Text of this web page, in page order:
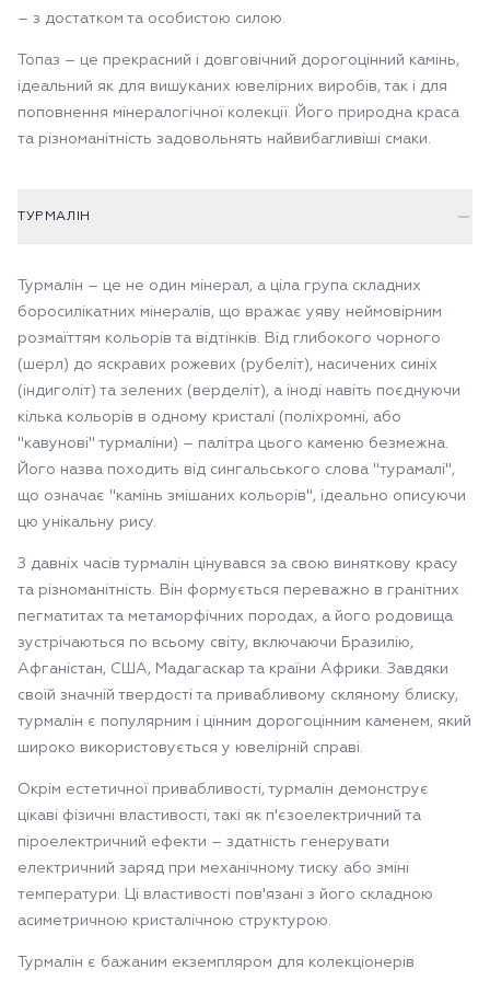
– з достатком та особистою силою.
Топаз – це прекрасний і довговічний дорогоцінний камінь,
ідеальний як для вишуканих ювелірних виробів, так і для
поповнення мінералогічної колекції. Його природна краса
та різноманітність задовольнять найвибагливіші смаки.
ТУРМАЛІН
Турмалін – це не один мінерал, а ціла група складних
боросилікатних мінералів, що вражає уяву неймовірним
розмаїттям кольорів та відтінків. Від глибокого чорного
(шерл) до яскравих рожевих (рубеліт), насичених синіх
(індиголіт) та зелених (верделіт), а іноді навіть поєднуючи
кілька кольорів в одному кристалі (поліхромні, або
"кавунові" турмаліни) – палітра цього каменю безмежна.
Його назва походить від сингальського слова "турамалі",
що означає "камінь змішаних кольорів", ідеально описуючи
цю унікальну рису.
З давніх часів турмалін цінувався за свою виняткову красу
та різноманітність. Він формується переважно в гранітних
пегматитах та метаморфічних породах, а його родовища
зустрічаються по всьому світу, включаючи Бразилію,
Афганістан, США, Мадагаскар та країни Африки. Завдяки
своїй значній твердості та привабливому скляному блиску,
турмалін є популярним і цінним дорогоцінним каменем, який
широко використовується у ювелірній справі.
Окрім естетичної привабливості, турмалін демонструє
цікаві фізичні властивості, такі як п'єзоелектричний та
піроелектричний ефекти – здатність генерувати
електричний заряд при механічному тиску або зміні
температури. Ці властивості пов'язані з його складною
асиметричною кристалічною структурою.
Турмалін є бажаним екземпляром для колекціонерів